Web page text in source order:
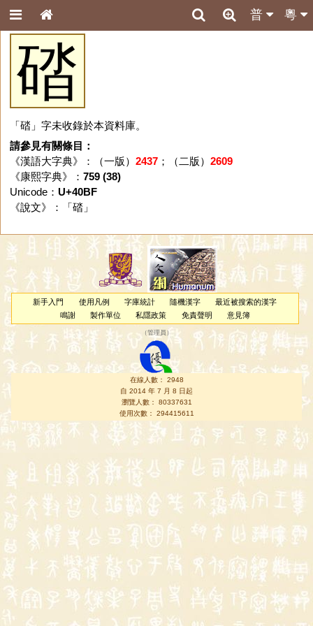
粵
普
䂿
「䂿」字未收錄於本資料庫。
請參見有關條目：
《漢語大字典》：（一版） 2437；（二版） 2609
《康熙字典》： 759 (38)
Unicode： U+40BF
《說文》：「 䂿 」
新手入門 使用凡例 字庫統計 隨機漢字
最近被搜索的漢字
鳴謝
製作單位 私隱政策 免責聲明 意見簿
（管理員 ）
在線人數： 2948
自 2014 年 7 月 8 日起
瀏覽人數： 80337631
使用次數： 294415611